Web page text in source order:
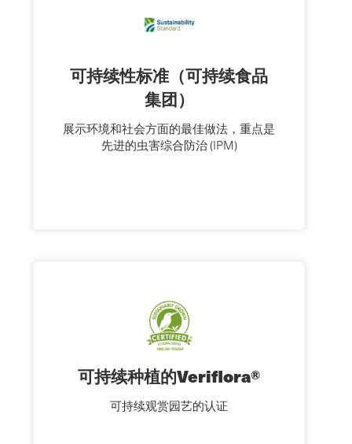
可持续性标准（可持续食品
集团）
展示环境和社会方面的最佳做法，重点是
先进的虫害综合防治 (IPM)
可持续种植的Veriflora®
可持续观赏园艺的认证